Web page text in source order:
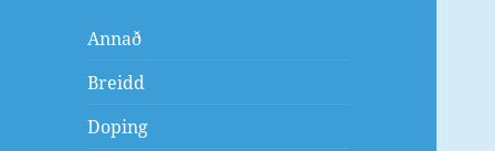
Annað
Breidd
Doping